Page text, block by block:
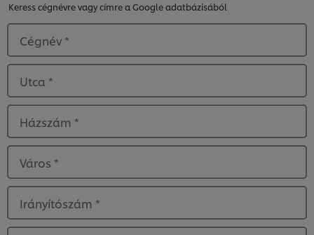
Keress cégnévre vagy címre a Google adatbázisából
Cégnév *
Utca *
Házszám *
Város *
Irányítószám *